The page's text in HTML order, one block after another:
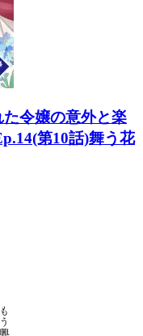
令嬢の意外と楽
第10話)舞う花